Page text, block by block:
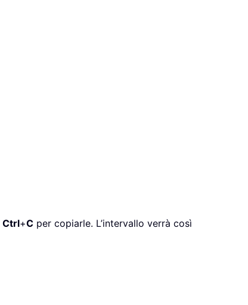
Ctrl+C per copiarle. L’intervallo verrà così